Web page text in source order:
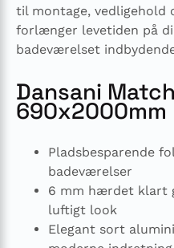
til montage, vedligehold
forlænger levetiden på
badeværelset
Dansani
690x2000mm
Pladsbesparende
badeværelser
6 mm hærdet klart
luftigt look
Elegant sort